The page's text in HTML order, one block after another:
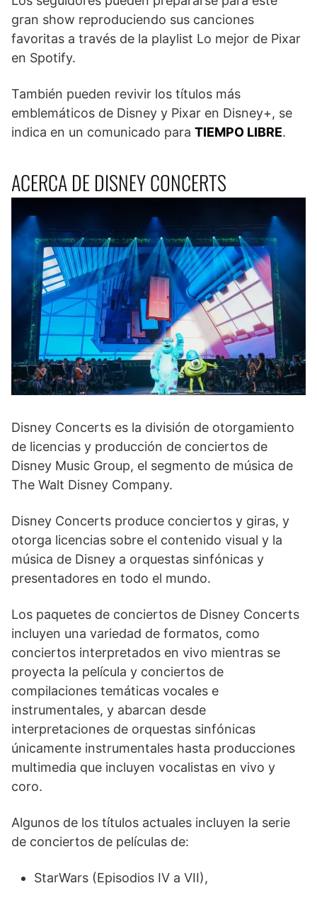
gran show reproduciendo sus canciones
favoritas a través de la playlist Lo mejor de Pixar
en Spotify.
También pueden revivir los títulos más
emblemáticos de Disney y Pixar en Disney+, se
indica en un comunicado para TIEMPO LIBRE.
ACERCA DE DISNEY CONCERTS
Disney Concerts es la división de otorgamiento
de licencias y producción de conciertos de
Disney Music Group, el segmento de música de
The Walt Disney Company.
Disney Concerts produce conciertos y giras, y
otorga licencias sobre el contenido visual y la
música de Disney a orquestas sinfónicas y
presentadores en todo el mundo.
Los paquetes de conciertos de Disney Concerts
incluyen una variedad de formatos, como
conciertos interpretados en vivo mientras se
proyecta la película y conciertos de
compilaciones temáticas vocales e
instrumentales, y abarcan desde
interpretaciones de orquestas sinfónicas
únicamente instrumentales hasta producciones
multimedia que incluyen vocalistas en vivo y
coro.
Algunos de los títulos actuales incluyen la serie
de conciertos de películas de:
StarWars (Episodios IV a VII),